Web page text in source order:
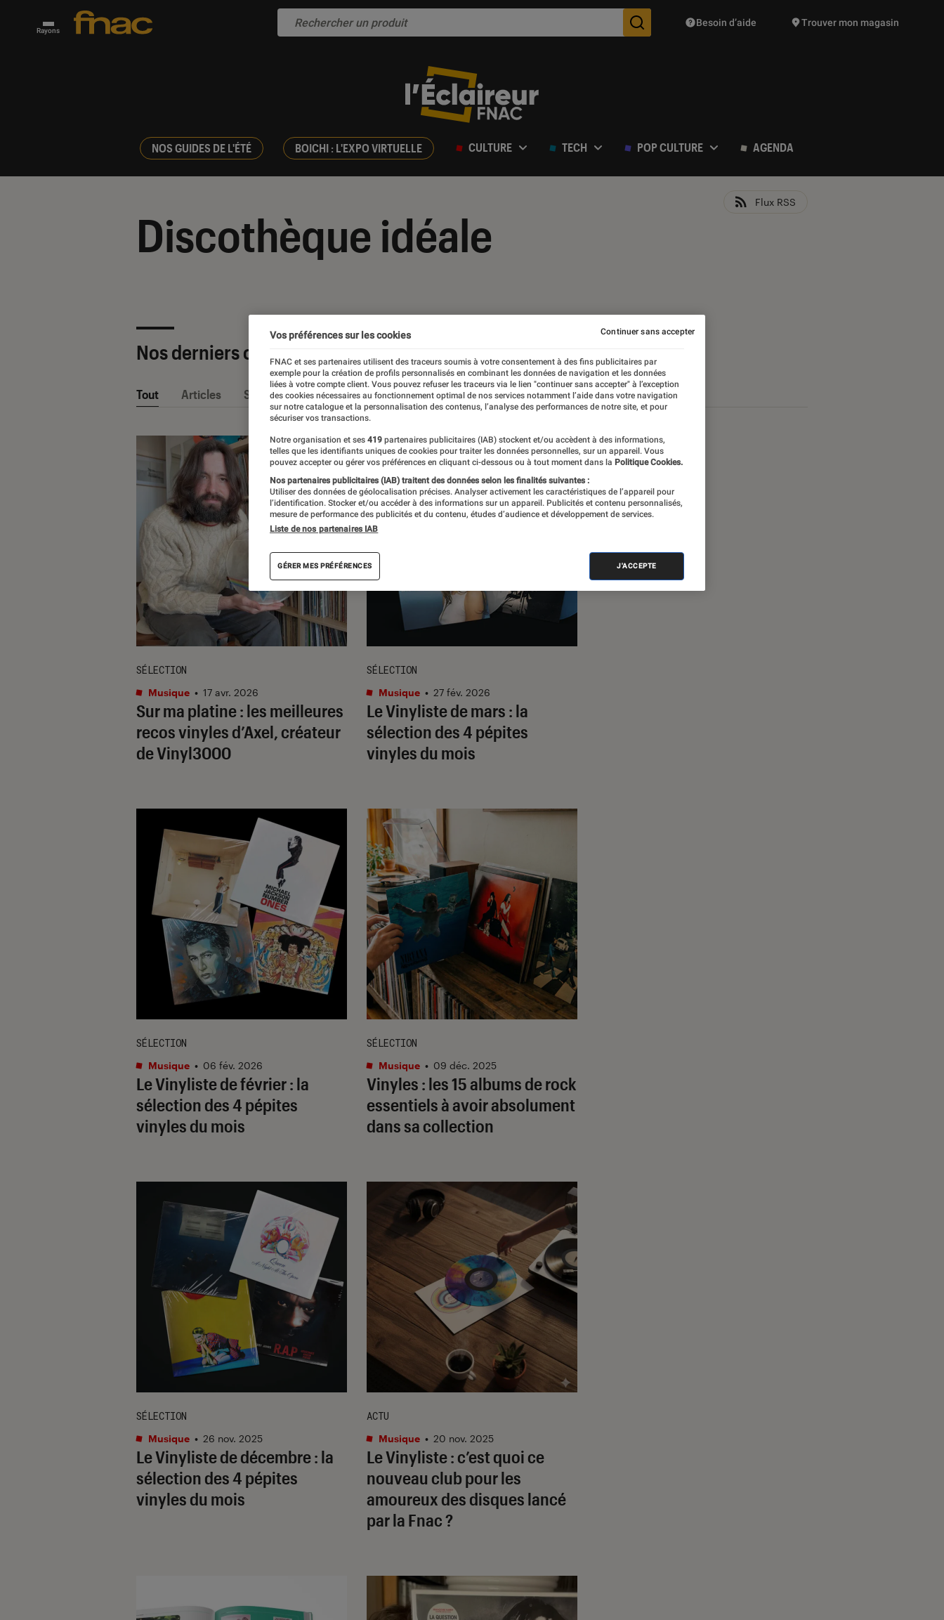
Rayons Des suggestions de produits vont vous être proposées
Besoin d’aide Trouver mon magasin
NOS GUIDES DE L'ÉTÉ BOICHI : L'EXPO VIRTUELLE CULTURE TECH POP CULTURE AGENDA
Discothèque idéale
Flux RSS
Nos derniers contenus
Tout Articles Sélections et guides
Sur ma platine : les meilleures
recos vinyles d’Axel, créateur
de Vinyl3000
SÉLECTION
Musique • 17 avr. 2026
Le Vinyliste de mars : la
sélection des 4 pépites
vinyles du mois
SÉLECTION
Musique • 27 fév. 2026
Le Vinyliste de février : la
sélection des 4 pépites
vinyles du mois
SÉLECTION
Musique • 06 fév. 2026
Vinyles : les 15 albums de rock
essentiels à avoir absolument
dans sa collection
SÉLECTION
Musique • 09 déc. 2025
Le Vinyliste de décembre : la
sélection des 4 pépites
vinyles du mois
SÉLECTION
Musique • 26 nov. 2025
Le Vinyliste : c’est quoi ce
nouveau club pour les
amoureux des disques lancé
par la Fnac ?
ACTU
Musique • 20 nov. 2025
Vos préférences sur les cookies
FNAC et ses partenaires utilisent des traceurs soumis à votre consentement à des fins publicitaires par
exemple pour la création de profils personnalisés en combinant les données de navigation et les données
liées à votre compte client. Vous pouvez refuser les traceurs via le lien "continuer sans accepter" à l’exception
des cookies nécessaires au fonctionnement optimal de nos services notamment l’aide dans votre navigation
sur notre catalogue et la personnalisation des contenus, l’analyse des performances de notre site, et pour
sécuriser vos transactions.
Notre organisation et ses 419 partenaires publicitaires (IAB) stockent et/ou accèdent à des informations,
telles que les identifiants uniques de cookies pour traiter les données personnelles, sur un appareil. Vous
pouvez accepter ou gérer vos préférences en cliquant ci-dessous ou à tout moment dans la Politique Cookies.
Nos partenaires publicitaires (IAB) traitent des données selon les finalités suivantes :
Utiliser des données de géolocalisation précises. Analyser activement les caractéristiques de l’appareil pour
l’identification. Stocker et/ou accéder à des informations sur un appareil. Publicités et contenu personnalisés,
mesure de performance des publicités et du contenu, études d’audience et développement de services.
Liste de nos partenaires IAB
GÉRER MES PRÉFÉRENCES J'ACCEPTE
Continuer sans accepter